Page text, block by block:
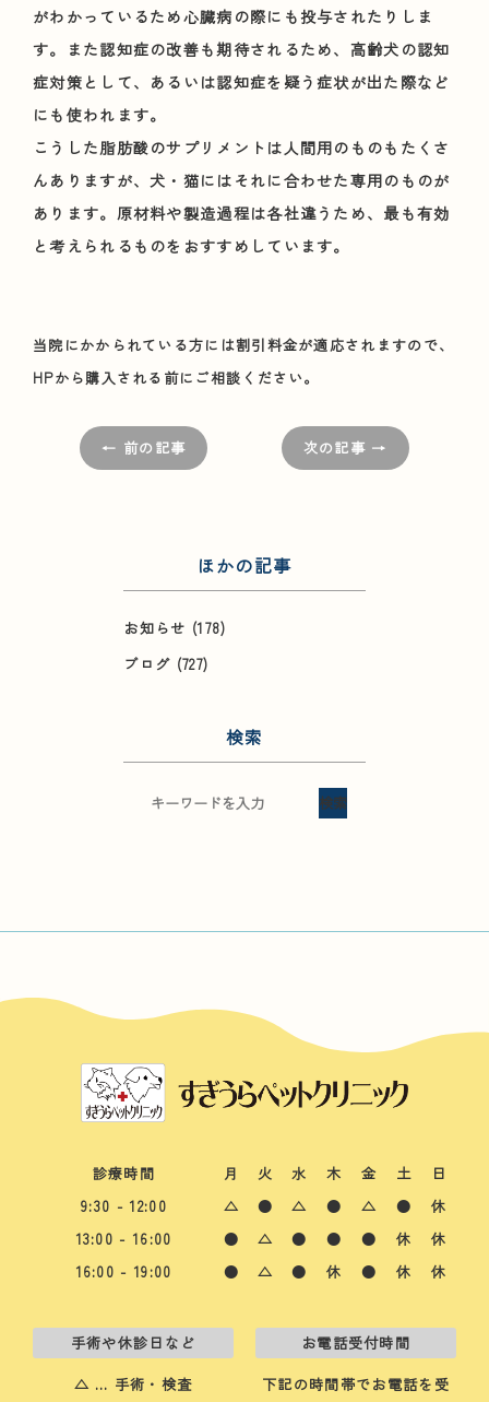
がわかっているため心臓病の際にも投与されたりしま
す。また認知症の改善も期待されるため、高齢犬の認知
症対策として、あるいは認知症を疑う症状が出た際など
にも使われます。
こうした脂肪酸のサプリメントは人間用のものもたくさ
んありますが、犬・猫にはそれに合わせた専用のものが
あります。原材料や製造過程は各社違うため、最も有効
と考えられるものをおすすめしています。
当院にかかられている方には割引料金が適応されますので、
HPから購入される前にご相談ください。
← 前の記事 次の記事 →
ほかの記事
お知らせ (178)
ブログ (727)
検索
検索
診療時間 月 火 水 木 金 土
日
9:30 - 12:00
△ ● △ ● △ ●
休
13:00 - 16:00
● △ ● ● ● 休
休
16:00 - 19:00
● △ ● 休 ● 休 休
手術や休診日など
△ … 手術・検査
お電話受付時間
下記の時間帯でお電話を受